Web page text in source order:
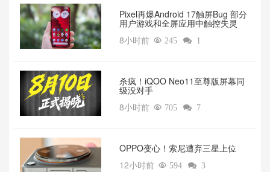
Pixel再爆Android 17触屏Bug 部分
用户游戏和全屏应用中触控失灵
8小时前  245  1
杀疯！iQOO Neo11至尊版屏幕同
级没对手
8小时前  705  7
OPPO变心！索尼遭弃三星上位‌
12小时前  594  3